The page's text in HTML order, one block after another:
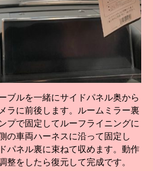
ブルを一緒にサイドパネル奥から
ラに前後します。ルームミラー裏
プで固定してルーフライニングに
の車両ハーネスに沿って固定し
パネル裏に束ねて収めます。動作
整をしたら復元して完成です。